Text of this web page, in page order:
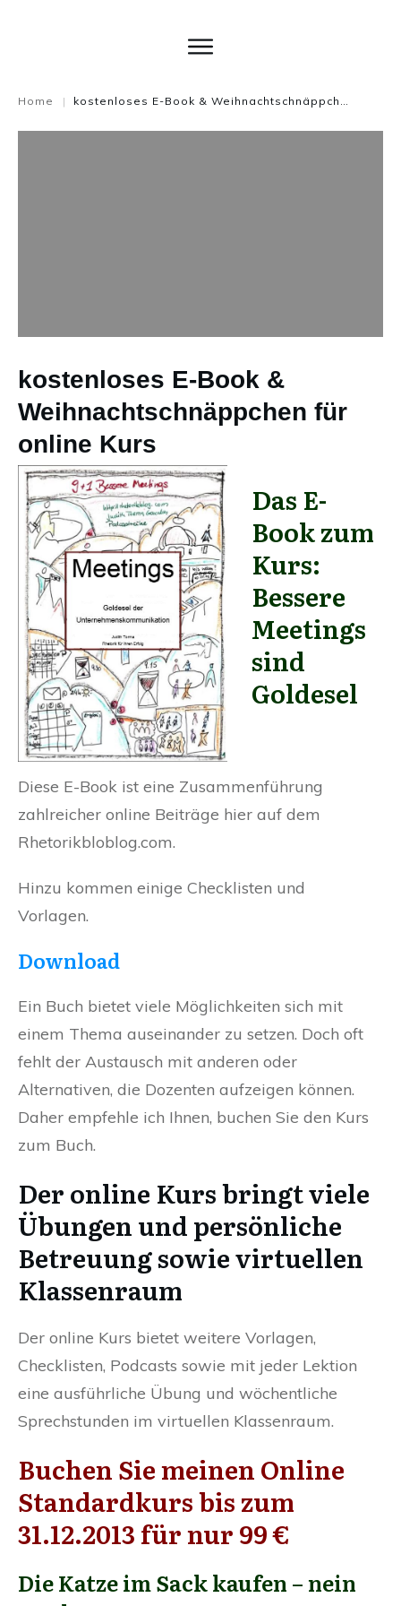
Home |
kostenloses E-Book &
Weihnachtschnäppchen für
online Kurs
Das E-
Bookzum
Kurs:
Bessere
Meetings
sind
Goldesel
Diese E-Book ist eine Zusammenführung
zahlreicher online Beiträge hier auf dem
Rhetorikbloblog.com.
Hinzu kommen einige Checklisten und
Vorlagen.
Download
Ein Buch bietet viele Möglichkeiten sich mit
einem Thema auseinander zu setzen. Doch oft
fehlt der Austausch mit anderen oder
Alternativen, die Dozenten aufzeigen können.
Daher empfehle ich Ihnen, buchen Sie den Kurs
zum Buch.
Der online Kurs bringt viele
Übungen und persönliche
Betreuung sowie virtuellen
Klassenraum
Der online Kurs bietet weitere Vorlagen,
Checklisten, Podcasts sowie mit jeder Lektion
eine ausführliche Übung und wöchentliche
Sprechstunden im virtuellen Klassenraum.
Buchen Sie meinenOnline
Standardkursbis zum
31.12.2013 für nur 99 €
Die Katze im Sack kaufen – nein